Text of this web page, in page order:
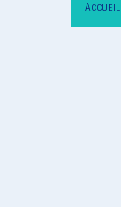
Accueil